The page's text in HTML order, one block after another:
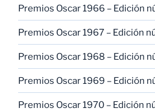
Premios Oscar 1966 – Edición
Premios Oscar 1967 – Edición
Premios Oscar 1968 – Edición
Premios Oscar 1969 – Edición
Premios Oscar 1970 – Edición